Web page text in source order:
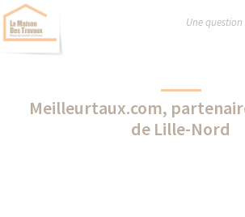
Une question
Meilleurtaux.com,
de Lille-Nord